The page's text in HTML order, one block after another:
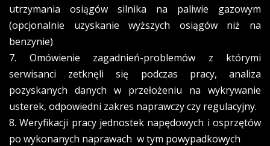
utrzymania osiągów silnika na paliwie gazowym
(opcjonalnie uzyskanie wyższych osiągów niż na
benzynie)
7. Omówienie zagadnień-problemów z którymi
serwisanci zetknęli się podczas pracy, analiza
pozyskanych danych w przełożeniu na wykrywanie
usterek, odpowiedni zakres naprawczy czy regulacyjny.
8. Weryfikacji pracy jednostek napędowych i osprzętów
po wykonanych naprawach w tym powypadkowych